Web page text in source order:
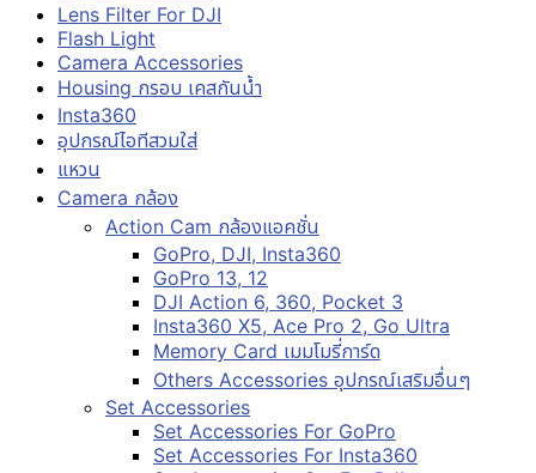
Lens Filter For DJI
Flash Light
Camera Accessories
Housing กรอบ เคสกันน้ำ
Insta360
อุปกรณ์ไอทีสวมใส่
แหวน
Camera กล้อง
Action Cam กล้องแอคชั่น
GoPro, DJI, Insta360
GoPro 13, 12
DJI Action 6, 360, Pocket 3
Insta360 X5, Ace Pro 2, Go Ultra
Memory Card เมมโมรี่การ์ด
Others Accessories อุปกรณ์เสริมอื่นๆ
Set Accessories
Set Accessories For GoPro
Set Accessories For Insta360